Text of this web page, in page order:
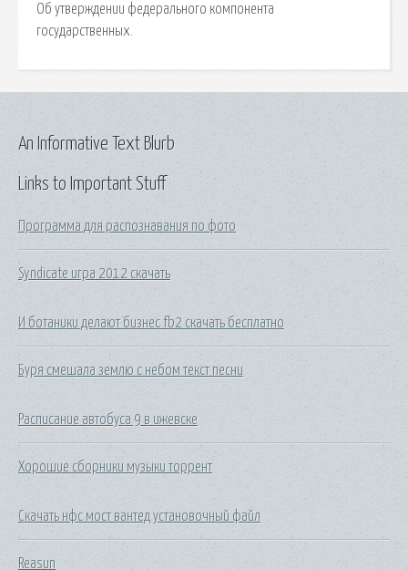
Об утверждении федерального компонента
государственных.
Links to Important Stuff
Программа для распознавания по фото
Syndicate игра 2012 скачать
И ботаники делают бизнес fb2 скачать бесплатно
Буря смешала землю с небом текст песни
Расписание автобуса 9 в ижевске
Хорошие сборники музыки торрент
Скачать нфс мост вантед установочный файл
Reasun
An Informative Text Blurb